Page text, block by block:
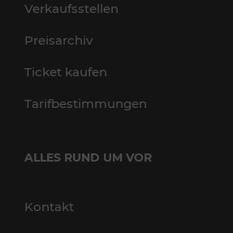
Verkaufsstellen
Preisarchiv
Ticket kaufen
Tarifbestimmungen
ALLES RUND UM VOR
Kontakt